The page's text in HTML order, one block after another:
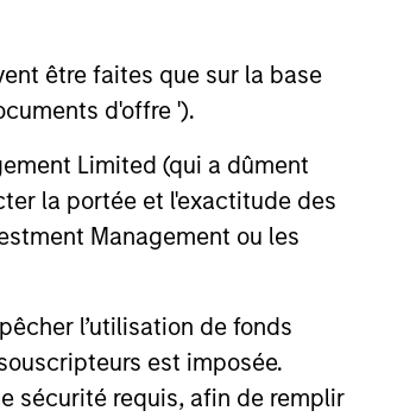
être faites que sur la base
d'offre ').
Limited (qui a dûment
la portée et l'exactitude des
Management ou les
l’utilisation de fonds
est imposée.
sécurité requis, afin de remplir
highlighted
others,